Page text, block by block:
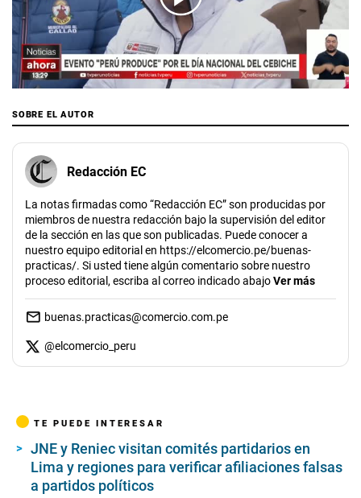
00:00/01:30
SOBRE EL AUTOR
Redacción EC
La notas firmadas como “Redacción EC” son producidas por
miembros de nuestra redacción bajo la supervisión del editor
de la sección en las que son publicadas. Puede conocer a
nuestro equipo editorial en https://elcomercio.pe/buenas-
practicas/. Si usted tiene algún comentario sobre nuestro
proceso editorial, escriba al correo indicado abajoVer más
buenas.practicas@comercio.com.pe
@elcomercio_peru
TE PUEDE INTERESAR
JNE y Reniec visitan comités partidarios en
Lima y regiones para verificar afiliaciones falsas
a partidos políticos